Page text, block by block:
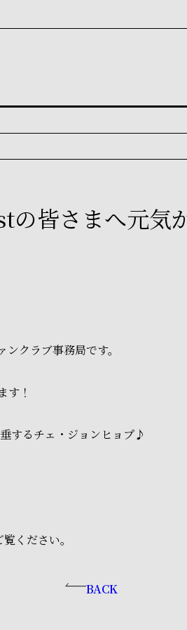
の皆さまへ元気
クラブ事務局です。
す！
するチェ・ジョンヒョプ♪
ください。
BACK